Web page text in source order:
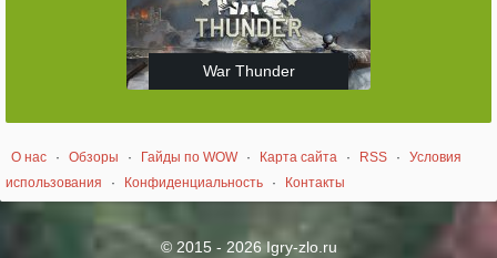
War Thunder
О нас · Обзоры · Гайды по WOW · Карта сайта · RSS ·
Условия
использования
· Конфиденциальность · Контакты
© 2015 - 2026 Igry-zlo.ru